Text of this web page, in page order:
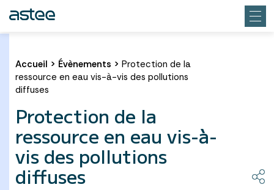
Accueil > Évènements > Protection de la
ressource en eau vis-à-vis des pollutions
diffuses
Protection de la
ressource en eau vis-à-
vis des pollutions
diffuses